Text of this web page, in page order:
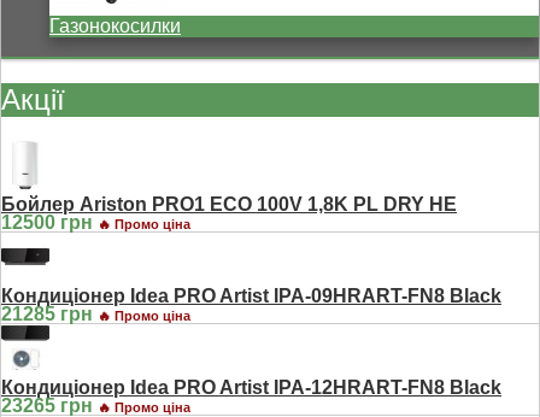
Газонокосилки
Акції
Бойлер Ariston PRO1 ECO 100V 1,8K PL DRY HE
12500 грн 🔥 Промо ціна
Кондиціонер Idea PRO Artist IPA-09HRART-FN8 Black
21285 грн 🔥 Промо ціна
Кондиціонер Idea PRO Artist IPA-12HRART-FN8 Black
23265 грн 🔥 Промо ціна